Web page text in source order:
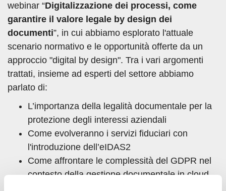
webinar “Digitalizzazione dei processi, come
garantire il valore legale by design dei
documenti”, in cui abbiamo esplorato l'attuale
scenario normativo e le opportunità offerte da un
approccio "digital by design". Tra i vari argomenti
trattati, insieme ad esperti del settore abbiamo
parlato di:
L’importanza della legalità documentale per la
protezione degli interessi aziendali
Come evolveranno i servizi fiduciari con
l'introduzione dell’eIDAS2
Come affrontare le complessità del GDPR nel
contesto della gestione documentale in cloud